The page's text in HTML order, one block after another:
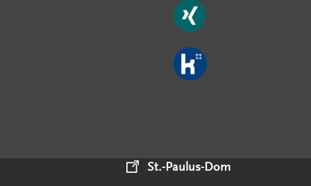
St.-Paulus-Dom